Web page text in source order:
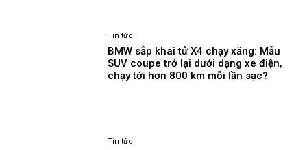
Tin tức
BMW sắp khai tử X4 chạy xăng: Mẫu
SUV coupe trở lại dưới dạng xe điện,
chạy tới hơn 800 km mỗi lần sạc?
Tin tức